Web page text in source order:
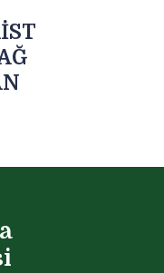
GÜLBAĞ